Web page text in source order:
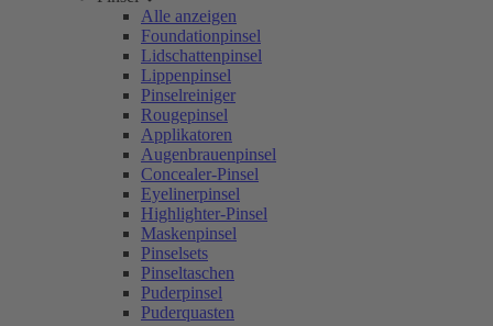
Alle anzeigen
Foundationpinsel
Lidschattenpinsel
Lippenpinsel
Pinselreiniger
Rougepinsel
Applikatoren
Augenbrauenpinsel
Concealer-Pinsel
Eyelinerpinsel
Highlighter-Pinsel
Maskenpinsel
Pinselsets
Pinseltaschen
Puderpinsel
Puderquasten